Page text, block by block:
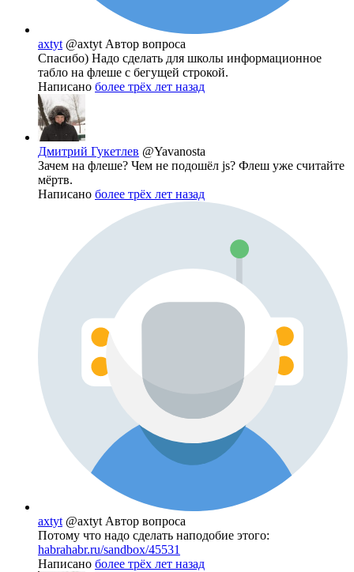
axtyt @axtyt Автор вопроса
Спасибо) Надо сделать для школы информационное
табло на флеше с бегущей строкой.
Написано более трёх лет назад
Дмитрий Гукетлев @Yavanosta
Зачем на флеше? Чем не подошёл js? Флеш уже считайте
мёртв.
Написано более трёх лет назад
axtyt @axtyt Автор вопроса
Потому что надо сделать наподобие этого:
habrahabr.ru/sandbox/45531
Написано более трёх лет назад